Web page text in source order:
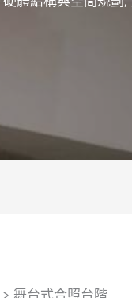
舞台式合照台階